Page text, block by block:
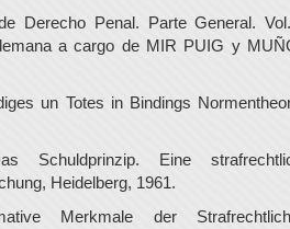
Derecho Penal. Parte General.
a cargo de MIR PUIG y
un Totes in Bindings
Schuldprinzip. Eine
Heidelberg, 1961.
Merkmale der